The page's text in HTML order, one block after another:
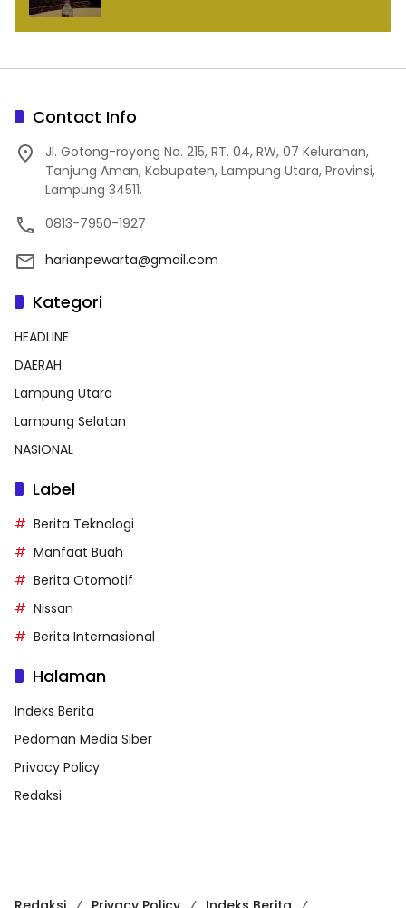
Contact Info
Jl. Gotong-royong No. 215, RT. 04, RW, 07 Kelurahan,
Tanjung Aman, Kabupaten, Lampung Utara, Provinsi,
Lampung 34511.
0813-7950-1927
harianpewarta@gmail.com
Kategori
HEADLINE
DAERAH
Lampung Utara
Lampung Selatan
NASIONAL
Label
Berita Teknologi
Manfaat Buah
Berita Otomotif
Nissan
Berita Internasional
Halaman
Indeks Berita
Pedoman Media Siber
Privacy Policy
Redaksi